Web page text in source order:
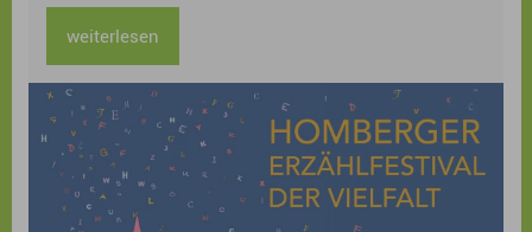
weiterlesen